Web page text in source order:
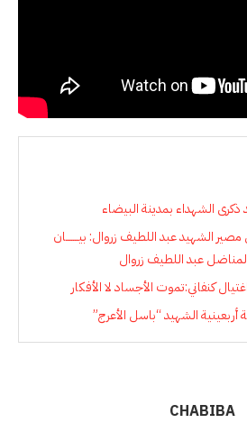
ذكرى الشهداء بمدينة البيضاء
الشهيد عبد اللطيف زروال: بيـــــــان
كنفاني:تموت الأجساد لا الأفكار
الشهيد “باسل الأعرج”
CHABIBA